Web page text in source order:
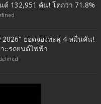
ต์ 132,951 คัน! โตกว่า 71.8%
2026" ยอดจองทะลุ 4 หมื่นคัน!
ะรถยนต์ไฟฟ้า